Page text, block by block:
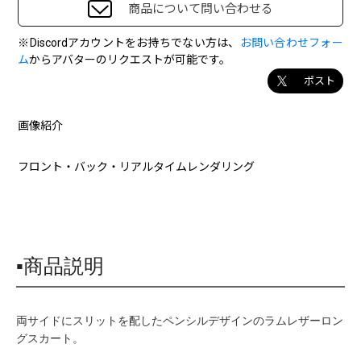
ポスト
商品について問い合わせる
※Discordアカウントをお持ちでない方は、
お問い合わせフォー
ムからアバターのリクエストが可能です。
画像紹介
フロント・バック・リアルタイムレンダリング
▪商品説明
両サイドにスリットを配したペンシルデザインのラムレザーロン
グスカート。